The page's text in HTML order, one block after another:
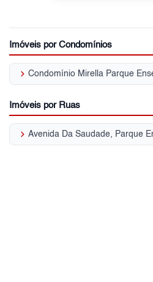
Imóveis por Condomínios
keyboard_arrow_right Condomínio Mirella Parque
Imóveis por Ruas
keyboard_arrow_right Avenida Da Saudade, Parque